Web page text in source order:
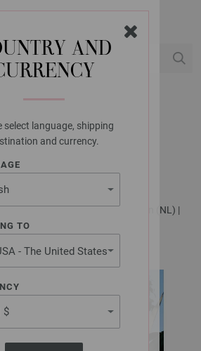
AND
select language, shipping
and currency.
TO
- The United States
LANA GROSSA
ELASTICO
(DE) + Breibeschrijvingen (NL) |
Model 1